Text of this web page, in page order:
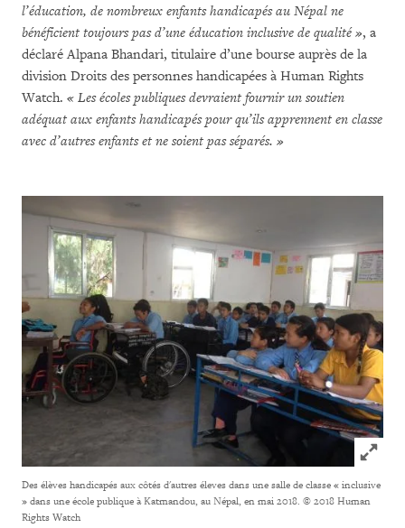
l’éducation, de nombreux enfants handicapés au Népal ne
bénéficient toujours pas d’une éducation inclusive de qualité », a
déclaré Alpana Bhandari, titulaire d’une bourse auprès de la
division Droits des personnes handicapées à Human Rights
Watch. « Les écoles publiques devraient fournir un soutien
adéquat aux enfants handicapés pour qu’ils apprennent en classe
avec d’autres enfants et ne soient pas séparés. »
Click to
Des élèves handicapés aux côtés d'autres éleves dans une salle de classe « inclusive
» dans une école publique à Katmandou, au Népal, en mai 2018. © 2018 Human
Rights Watch